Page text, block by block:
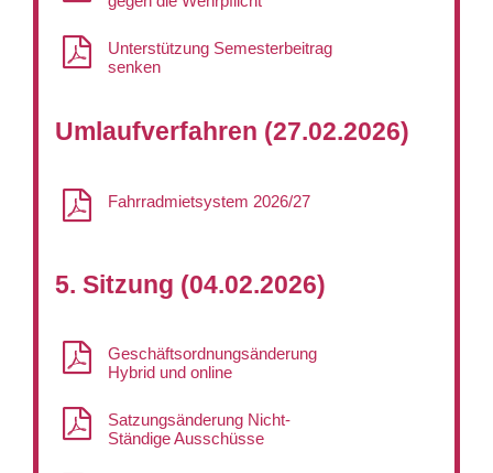
Unterstützung Semesterbeitrag
senken
Umlaufverfahren (27.02.2026)
Fahrradmietsystem 2026/27
5. Sitzung (04.02.2026)
Geschäftsordnungsänderung
Hybrid und online
Satzungsänderung Nicht-
Ständige Ausschüsse